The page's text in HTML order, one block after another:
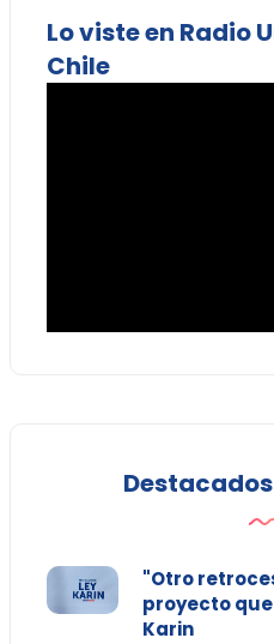
Lo viste en Radio
Chile
"Otro
proyecto
Karin